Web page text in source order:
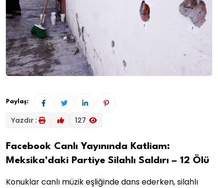
Paylaş:
Yazdır : 127
Facebook Canlı Yayınında Katliam:
Meksika’daki Partiye Silahlı Saldırı – 12 Ölü
Konuklar canlı müzik eşliğinde dans ederken, silahlı